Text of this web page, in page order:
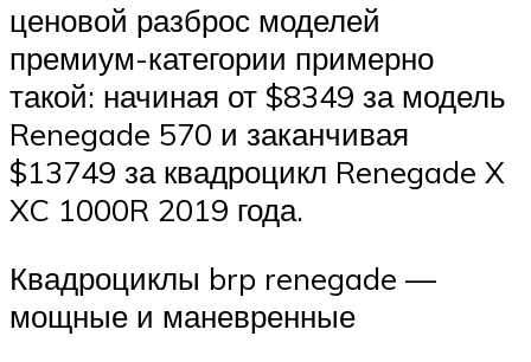
ценовой разброс моделей
премиум-категории примерно
такой: начиная от $8349 за модель
Renegade 570 и заканчивая
$13749 за квадроцикл Renegade X
XC 1000R 2019 года.
Квадроциклы brp renegade —
мощные и маневренные